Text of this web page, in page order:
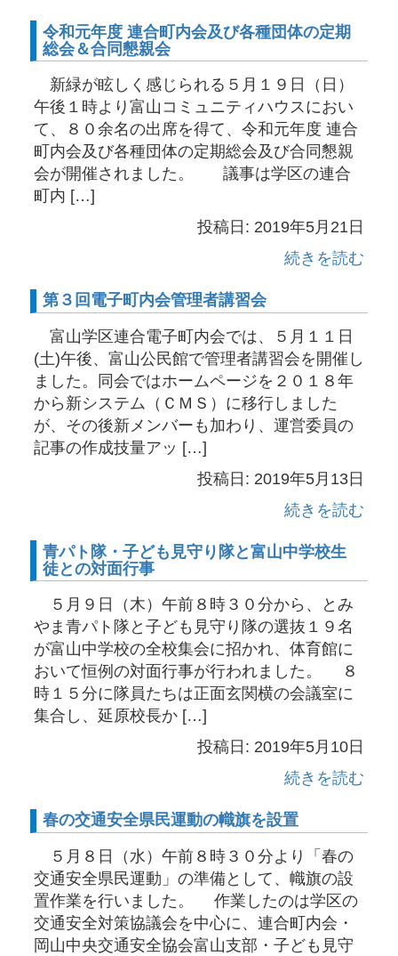
令和元年度 連合町内会及び各種団体の定期
総会＆合同懇親会
新緑が眩しく感じられる５月１９日（日）
午後１時より富山コミュニティハウスにおい
て、８０余名の出席を得て、令和元年度 連合
町内会及び各種団体の定期総会及び合同懇親
会が開催されました。 議事は学区の連合
町内 […]
投稿日: 2019年5月21日
続きを読む
第３回電子町内会管理者講習会
富山学区連合電子町内会では、５月１１日
(土)午後、富山公民館で管理者講習会を開催し
ました。同会ではホームページを２０１８年
から新システム（ＣＭＳ）に移行しました
が、その後新メンバーも加わり、運営委員の
記事の作成技量アッ […]
投稿日: 2019年5月13日
続きを読む
青パト隊・子ども見守り隊と富山中学校生
徒との対面行事
５月９日（木）午前８時３０分から、とみ
やま青パト隊と子ども見守り隊の選抜１９名
が富山中学校の全校集会に招かれ、体育館に
おいて恒例の対面行事が行われました。 ８
時１５分に隊員たちは正面玄関横の会議室に
集合し、延原校長か […]
投稿日: 2019年5月10日
続きを読む
春の交通安全県民運動の幟旗を設置
５月８日（水）午前８時３０分より「春の
交通安全県民運動」の準備として、幟旗の設
置作業を行いました。 作業したのは学区の
交通安全対策協議会を中心に、連合町内会・
岡山中央交通安全協会富山支部・子ども見守